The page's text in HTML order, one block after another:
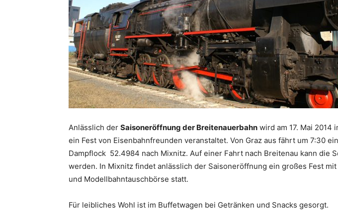
Anlässlich der Saisoneröffnung der Breitenauerbahn wird am 17. Mai 2014
ein Fest von Eisenbahnfreunden veranstaltet. Von Graz aus fährt um 7:30
Dampflock 52.4984 nach Mixnitz. Auf einer Fahrt nach Breitenau kann die
werden. In Mixnitz findet anlässlich der Saisoneröffnung ein großes Fest
und Modellbahntauschbörse statt.
Für leibliches Wohl ist im Buffetwagen bei Getränken und Snacks gesorgt.